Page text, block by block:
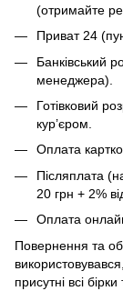
(отримайте
Приват 24
Банківський
менеджера).
Готівковий
кур’єром.
Оплата
Післяплата
20 грн + 2%
Оплата
Повернення та
присутні всі